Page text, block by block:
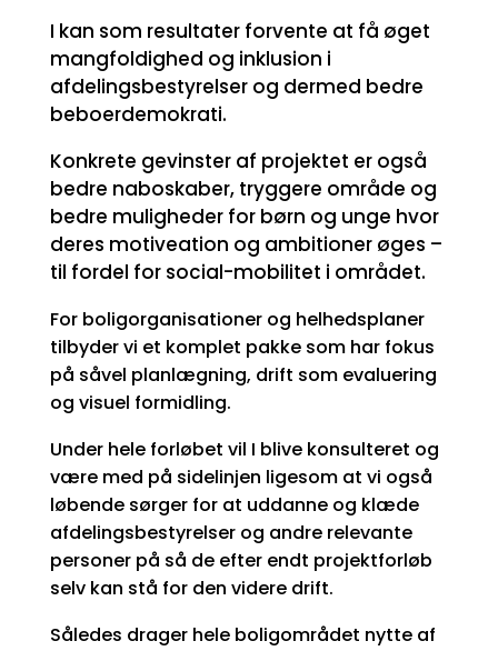
I kan som resultater forvente at få øget
mangfoldighed og inklusion i
afdelingsbestyrelser og dermed bedre
beboerdemokrati.
Konkrete gevinster af projektet er også
bedre naboskaber, tryggere område og
bedre muligheder for børn og unge hvor
deres motiveation og ambitioner øges –
til fordel for social-mobilitet i området.
For boligorganisationer og helhedsplaner
tilbyder vi et komplet pakke som har fokus
på såvel planlægning, drift som evaluering
og visuel formidling.
Under hele forløbet vil I blive konsulteret og
være med på sidelinjen ligesom at vi også
løbende sørger for at uddanne og klæde
afdelingsbestyrelser og andre relevante
personer på så de efter endt projektforløb
selv kan stå for den videre drift.
Således drager hele boligområdet nytte af